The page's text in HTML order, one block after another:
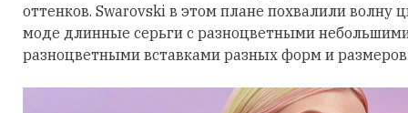
оттенков. Swarovski в этом плане похвалили волну
моде длинные серьги с разноцветными
разноцветными вставками разных форм и